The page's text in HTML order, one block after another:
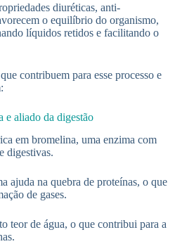
diuréticas, anti-
o equilíbrio do organismo,
líquidos retidos e facilitando o
contribuem para esse processo e
e aliado da digestão
em bromelina, uma enzima com
digestivas.
ajuda na quebra de proteínas, o que
de gases.
teor de água, o que contribui para a